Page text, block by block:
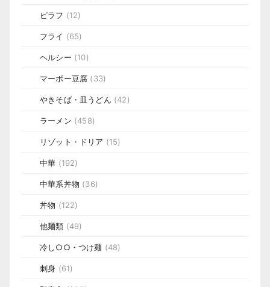
ピラフ (12)
フライ (65)
ヘルシー (10)
マーボー豆腐 (33)
やきそば・皿うどん (42)
ラーメン (458)
リゾット・ドリア (15)
中華 (192)
中華系丼物 (36)
丼物 (122)
他麺類 (49)
冷し○○・つけ麺 (48)
刺身 (61)